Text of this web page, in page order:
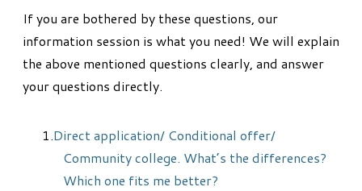
If you are bothered by these questions, our
information session is what you need! We will explain
the above mentioned questions clearly, and answer
your questions directly.
Direct application/ Conditional offer/
Community college. What’s the differences?
Which one fits me better?